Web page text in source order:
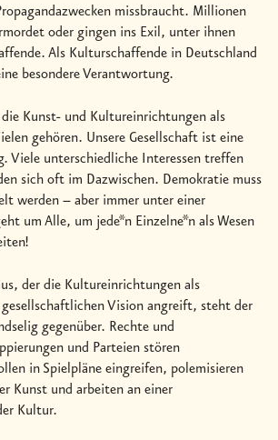
missbraucht. Millionen
oder gingen ins Exil, unter ihnen
Als Kulturschaffende in Deutschland
besondere Verantwortung.
Kunst- und Kultureinrichtungen als
gehören. Unsere Gesellschaft ist eine
Viele unterschiedliche Interessen treffen
sich oft im Dazwischen. Demokratie muss
werden – aber immer unter einer
um Alle, um jede*n Einzelne*n als Wesen
der die Kultureinrichtungen als
Vision angreift, steht der
gegenüber. Rechte und
und Parteien stören
in Spielpläne eingreifen, polemisieren
Kunst und arbeiten an einer
Kultur.